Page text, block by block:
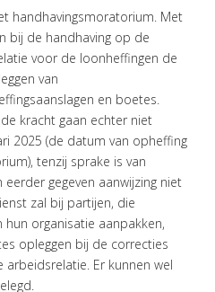
handhavingsmoratorium. Met
bij de handhaving op de
voor de loonheffingen de
van
en boetes.
kracht gaan echter niet
2025 (de datum van opheffing
tenzij sprake is van
gegeven aanwijzing niet
zal bij partijen, die
organisatie aanpakken,
opleggen bij de correcties
arbeidsrelatie. Er kunnen wel